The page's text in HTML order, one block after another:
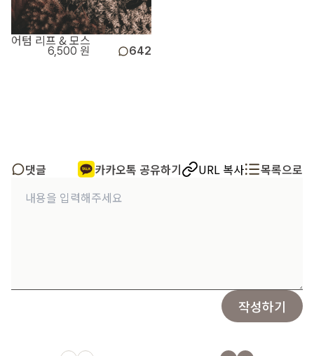
어텀 리프 & 모스
6,500 원 642
댓글 카카오톡 공유하기 URL 복사 목록으로
작성하기